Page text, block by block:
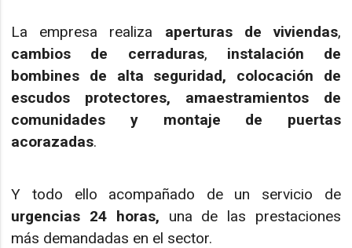
La empresa realiza aperturas de viviendas,
cambios de cerraduras, instalación de
bombines de alta seguridad, colocación de
escudos protectores, amaestramientos de
comunidades y montaje de puertas
acorazadas.
Y todo ello acompañado de un servicio de
urgencias 24 horas, una de las prestaciones
más demandadas en el sector.